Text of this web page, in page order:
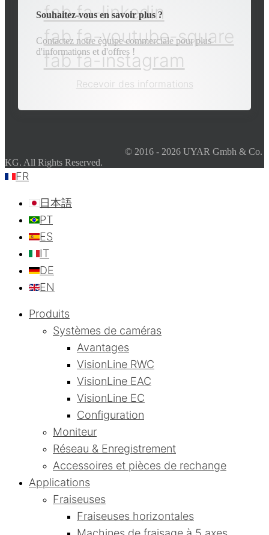
fab fa-linkedin
fab fa-youtube-square
fab fa-instagram
Souhaitez-vous en savoir plus ?
Contactez notre équipe commerciale pour plus
d'informations et d'offres !
Recevoir des informations
© 2016 - 2026 UYAR Gmbh & Co.
KG. All Rights Reserved.
FR
日本語
PT
ES
IT
DE
EN
Produits
Systèmes de caméras
Avantages
VisionLine RWC
VisionLine EAC
VisionLine EC
Configuration
Moniteur
Réseau & Enregistrement
Accessoires et pièces de rechange
Applications
Fraiseuses
Fraiseuses horizontales